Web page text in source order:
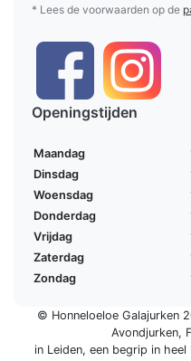
* Lees de voorwaarden op de
Openingstijden
Maandag
Dinsdag
Woensdag
Donderdag
Vrijdag
Zaterdag
Zondag
© Honneloeloe Galajurken
Avondjurken,
in Leiden, een begrip in heel